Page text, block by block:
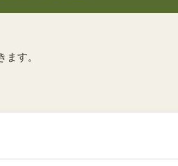
す。